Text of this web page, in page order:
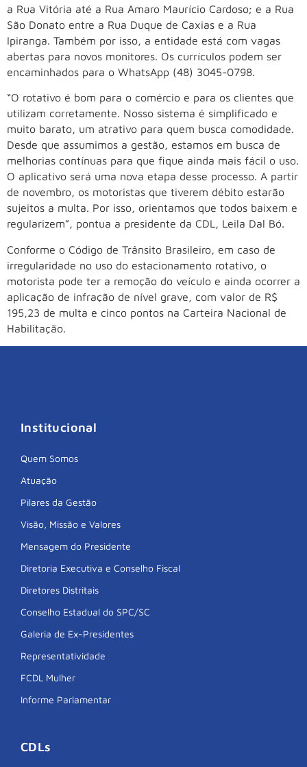
a Rua Vitória até a Rua Amaro Maurício Cardoso; e a Rua
São Donato entre a Rua Duque de Caxias e a Rua
Ipiranga. Também por isso, a entidade está com vagas
abertas para novos monitores. Os currículos podem ser
encaminhados para o WhatsApp (48) 3045-0798.
“O rotativo é bom para o comércio e para os clientes que
utilizam corretamente. Nosso sistema é simplificado e
muito barato, um atrativo para quem busca comodidade.
Desde que assumimos a gestão, estamos em busca de
melhorias contínuas para que fique ainda mais fácil o uso.
O aplicativo será uma nova etapa desse processo. A partir
de novembro, os motoristas que tiverem débito estarão
sujeitos a multa. Por isso, orientamos que todos baixem e
regularizem”, pontua a presidente da CDL, Leila Dal Bó.
Conforme o Código de Trânsito Brasileiro, em caso de
irregularidade no uso do estacionamento rotativo, o
motorista pode ter a remoção do veículo e ainda ocorrer a
aplicação de infração de nível grave, com valor de R$
195,23 de multa e cinco pontos na Carteira Nacional de
Habilitação.
Institucional
Quem Somos
Atuação
Pilares da Gestão
Visão, Missão e Valores
Mensagem do Presidente
Diretoria Executiva e Conselho Fiscal
Diretores Distritais
Conselho Estadual do SPC/SC
Galeria de Ex-Presidentes
Representatividade
FCDL Mulher
Informe Parlamentar
CDLs